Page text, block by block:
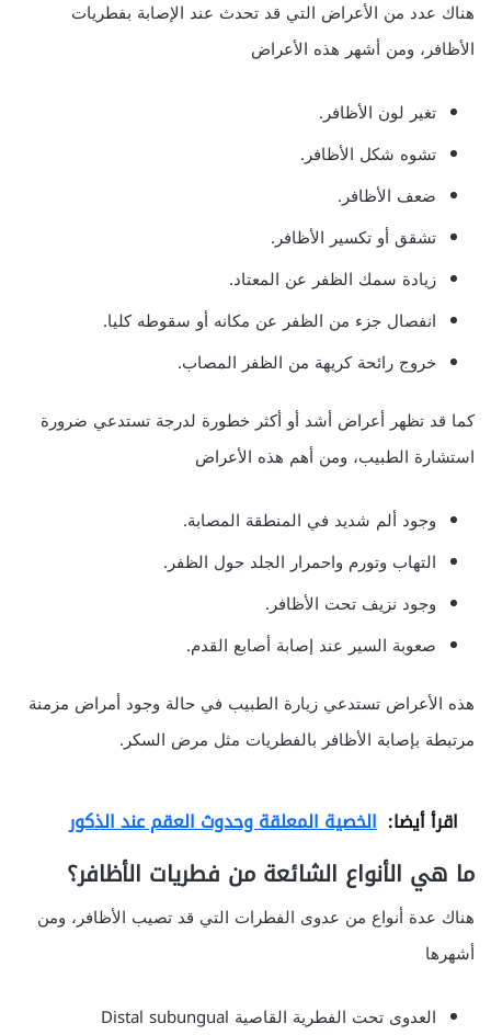
هناك عدد من الأعراض التي قد تحدث عند الإصابة بفطريات
الأظافر، ومن أشهر هذه الأعراض
تغير لون الأظافر.
تشوه شكل الأظافر.
ضعف الأظافر.
تشقق أو تكسير الأظافر.
زيادة سمك الظفر عن المعتاد.
انفصال جزء من الظفر عن مكانه أو سقوطه كليا.
خروج رائحة كريهة من الظفر المصاب.
كما قد تظهر أعراض أشد أو أكثر خطورة لدرجة تستدعي ضرورة
استشارة الطبيب، ومن أهم هذه الأعراض
وجود ألم شديد في المنطقة المصابة.
التهاب وتورم واحمرار الجلد حول الظفر.
وجود نزيف تحت الأظافر.
صعوبة السير عند إصابة أصابع القدم.
هذه الأعراض تستدعي زيارة الطبيب في حالة وجود أمراض مزمنة
مرتبطة بإصابة الأظافر بالفطريات مثل مرض السكر.
اقرأ أيضا: الخصية المعلقة وحدوث العقم عند الذكور
ما هي الأنواع الشائعة من فطريات الأظافر؟
هناك عدة أنواع من عدوى الفطرات التي قد تصيب الأظافر، ومن
أشهرها
العدوى تحت الفطرية القاصية Distal subungual